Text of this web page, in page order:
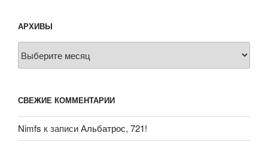
АРХИВЫ
Архивы
СВЕЖИЕ КОММЕНТАРИИ
Nimfs к записиАльбатрос, 721!